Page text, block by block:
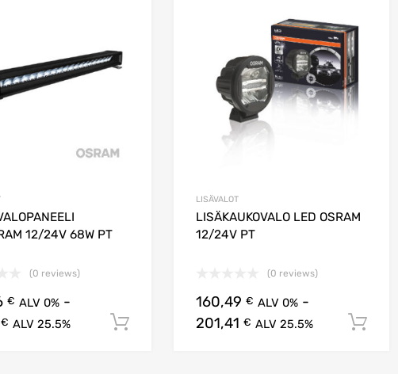
12/24V 68W PT
(0 reviews)
€ ALV 0% -
€ ALV 25.5% Lisää ostoskoriin
LISÄVALOT
LISÄKAUKOVALO LED OSRAM
12/24V PT
(0 reviews)
160,49 € ALV 0% -
201,41 € ALV 25.5%